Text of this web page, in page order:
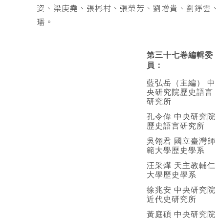
姿、梁庚堯、張彬村、張榮芳、劉增貴、劉錚雲
璠。
第三十七卷編輯委
員：
藍弘岳（主編） 中
央研究院歷史語言
研究所
孔令偉 中央研究院
歷史語言研究所
吳翎君 國立臺灣師
範大學歷史學系
汪采燁 天主教輔仁
大學歷史學系
徐兆安 中央研究院
近代史研究所
黃庭碩 中央研究院